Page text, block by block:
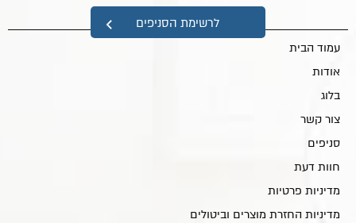
לרשימת הסניפים
מפת אתר
עמוד הבית
אודות
בלוג
צור קשר
סניפים
חוות דעת
מדיניות פרטיות
מדיניות החזרת מוצרים וביטולים